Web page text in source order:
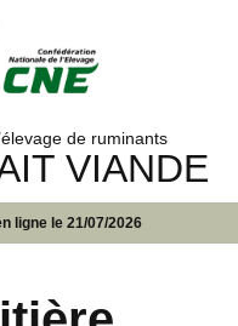
de ruminants
VIANDE
ligne le 21/07/2026